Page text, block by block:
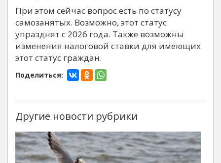
При этом сейчас вопрос есть по статусу
самозанятых. Возможно, этот статус
упразднят с 2026 года. Также возможны
изменения налоговой ставки для имеющих
этот статус граждан.
Поделиться:
Другие новости рубрики